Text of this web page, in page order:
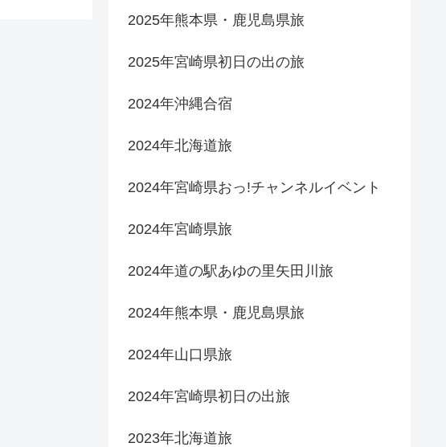
2025年熊本県・鹿児島県旅
2025年宮崎県初日の出の旅
2024年沖縄合宿
2024年北海道旅
2024年宮崎県おっ!チャンネルイベント
2024年宮崎県旅
2024年道の駅あゆの里矢田川旅
2024年熊本県・鹿児島県旅
2024年山口県旅
2024年宮崎県初日の出旅
2023年北海道旅